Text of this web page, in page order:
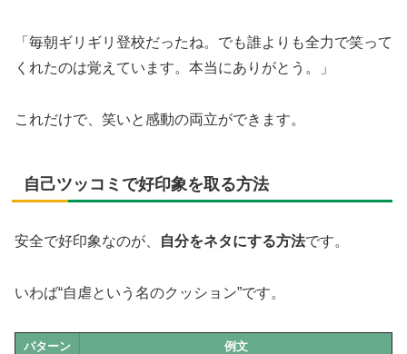
「毎朝ギリギリ登校だったね。でも誰よりも全力で笑って
くれたのは覚えています。本当にありがとう。」
これだけで、笑いと感動の両立ができます。
自己ツッコミで好印象を取る方法
安全で好印象なのが、 自分をネタにする方法です。
いわば“自虐という名のクッション”です。
パターン
例文